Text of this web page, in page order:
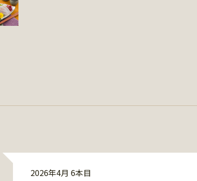
2026年4月 6本目